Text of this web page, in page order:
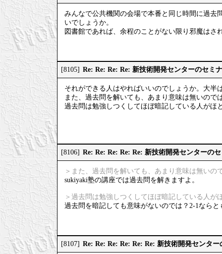
みんなで公共機関の会場で本番と同じ時間に過去
いでしょうか。
図書館であれば、余程のことがない限り邪魔はさ
[8105] Re: Re: Re: Re: 新技術開発センターのセミ
それができる人はやればいいのでしょうか。大半
また、過去問を解いても、あまり意味は無いので
過去問は勉強しつくしてほぼ暗記している人がほ
[8106] Re: Re: Re: Re: Re: 新技術開発センターの
＞また、過去問を解いても、あまり意味は無いの
sukiyaki塾の講座では過去問を解きますよ。
＞過去問は勉強しつくしてほぼ暗記している人が
過去問を暗記しても意味がないのでは？2-1ならと
[8107] Re: Re: Re: Re: Re: Re: 新技術開発センタ